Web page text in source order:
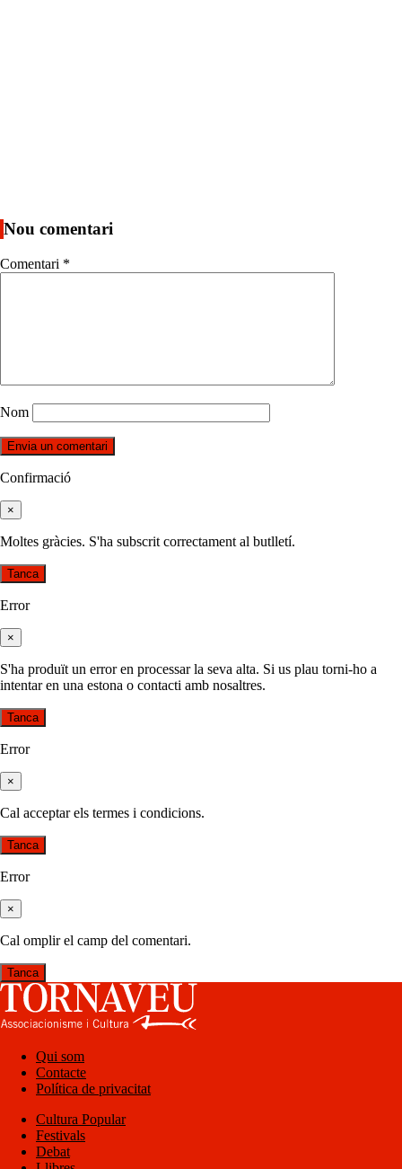
Nou comentari
Comentari *
Nom
Confirmació
×
Moltes gràcies. S'ha subscrit correctament al butlletí.
Tanca
Error
×
S'ha produït un error en processar la seva alta. Si us plau torni-ho a
intentar en una estona o contacti amb nosaltres.
Tanca
Error
×
Cal acceptar els termes i condicions.
Tanca
Error
×
Cal omplir el camp del comentari.
Tanca
Qui som
Contacte
Política de privacitat
Cultura Popular
Festivals
Debat